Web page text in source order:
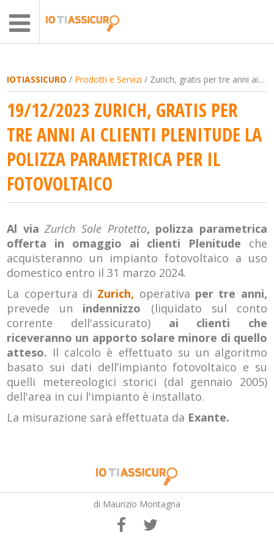
IOTIASSICURO / Prodotti e Servizi / Zurich, gratis per tre anni ai clienti Plenitude la polizza parametrica per il fotovoltaico
19/12/2023 ZURICH, GRATIS PER
TRE ANNI AI CLIENTI PLENITUDE LA
POLIZZA PARAMETRICA PER IL
FOTOVOLTAICO
Al viaZurich Sole Protetto, polizza parametrica
offerta in omaggio ai clienti Plenitude che
acquisteranno un impianto fotovoltaico a uso
domestico entro il 31 marzo 2024.
La copertura di Zurich, operativa per tre anni,
prevede un indennizzo (liquidato sul conto
corrente dell'assicurato) ai clienti che
riceveranno un apporto solare minore di quello
atteso. Il calcolo è effettuato su un algoritmo
basato sui dati dell’impianto fotovoltaico e su
quelli metereologici storici (dal gennaio 2005)
dell'area in cui l'impianto è installato.
La misurazione sarà effettuata da Exante.
di Maurizio Montagna